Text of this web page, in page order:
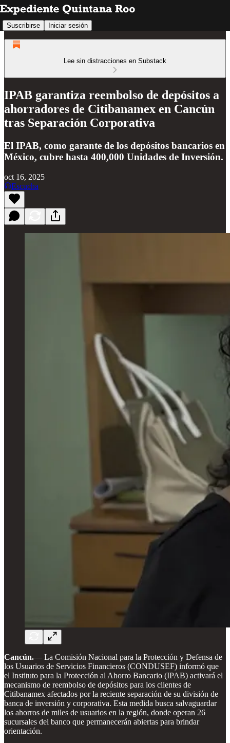
Suscribirse Iniciar sesión
Lee sin distracciones en Substack
IPAB garantiza reembolso de depósitos a
ahorradores de Citibanamex en Cancún
tras Separación Corporativa
El IPAB, como garante de los depósitos bancarios en
México, cubre hasta 400,000 Unidades de Inversión.
oct 16, 2025
Escucha
Cancún.— La Comisión Nacional para la Protección y Defensa de
los Usuarios de Servicios Financieros (CONDUSEF) informó que
el Instituto para la Protección al Ahorro Bancario (IPAB) activará el
mecanismo de reembolso de depósitos para los clientes de
Citibanamex afectados por la reciente separación de su división de
banca de inversión y corporativa. Esta medida busca salvaguardar
los ahorros de miles de usuarios en la región, donde operan 26
sucursales del banco que permanecerán abiertas para brindar
orientación.